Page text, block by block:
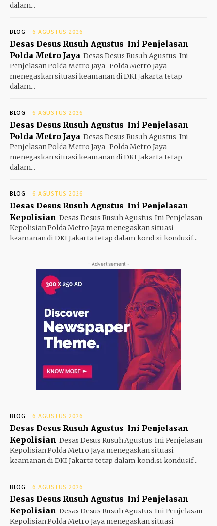
dalam...
BLOG 6 AGUSTUS 2026
Desas Desus Rusuh Agustus Ini Penjelasan
Polda Metro Jaya Desas Desus Rusuh Agustus Ini
Penjelasan Polda Metro Jaya Polda Metro Jaya
menegaskan situasi keamanan di DKI Jakarta tetap
dalam...
BLOG 6 AGUSTUS 2026
Desas Desus Rusuh Agustus Ini Penjelasan
Polda Metro Jaya Desas Desus Rusuh Agustus Ini
Penjelasan Polda Metro Jaya Polda Metro Jaya
menegaskan situasi keamanan di DKI Jakarta tetap
dalam...
BLOG 6 AGUSTUS 2026
Desas Desus Rusuh Agustus Ini Penjelasan
Kepolisian Desas Desus Rusuh Agustus Ini Penjelasan
Kepolisian Polda Metro Jaya menegaskan situasi
keamanan di DKI Jakarta tetap dalam kondisi kondusif...
- Advertisement -
BLOG 6 AGUSTUS 2026
Desas Desus Rusuh Agustus Ini Penjelasan
Kepolisian Desas Desus Rusuh Agustus Ini Penjelasan
Kepolisian Polda Metro Jaya menegaskan situasi
keamanan di DKI Jakarta tetap dalam kondisi kondusif...
BLOG 6 AGUSTUS 2026
Desas Desus Rusuh Agustus Ini Penjelasan
Kepolisian Desas Desus Rusuh Agustus Ini Penjelasan
Kepolisian Polda Metro Jaya menegaskan situasi